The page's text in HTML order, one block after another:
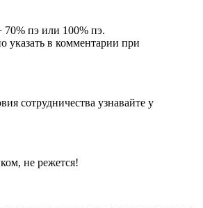
70% пэ или 100% пэ.
в комментарии при
сотрудничества узнавайте у
не режется!